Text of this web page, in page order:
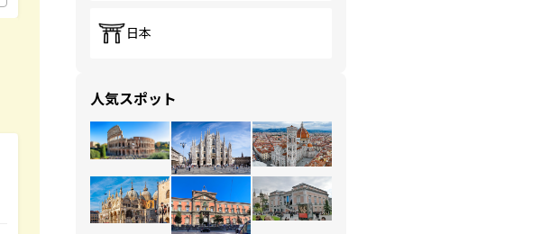
日本
人気スポット